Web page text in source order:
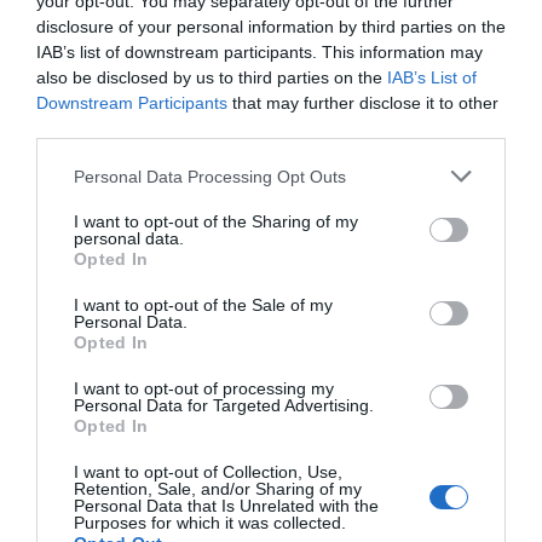
disclosure of your personal information by third parties on the
IAB’s list of downstream participants. This information may
also be disclosed by us to third parties on the IAB’s List of
Downstream Participants that may further disclose it to other
Personal Data Processing Opt Outs
I want to opt-out of the Sharing of my
personal data.
Opted In
I want to opt-out of the Sale of my
Personal Data.
Opted In
I want to opt-out of processing my
Personal Data for Targeted Advertising.
Opted In
I want to opt-out of Collection, Use,
Retention, Sale, and/or Sharing of my
Personal Data that Is Unrelated with the
Purposes for which it was collected.
minute
Ajoutez 3 cm d’eau, puis fermez. Laissez cuire environ
30 minutes après le sifflement.
Ce qui gâche vos gâteaux bien plus que la recette ou
Secrets de marinade pour sublimer votre viande au